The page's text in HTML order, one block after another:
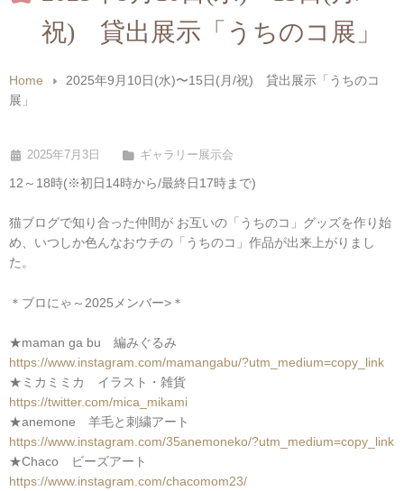
Home
2025年9月10日(水)〜15日(月/祝) 貸出展示「うちのコ
展」
祝) 貸出展示「うちのコ展」
2025年7月3日 ギャラリー展示会
12～18時(※初日14時から/最終日17時まで)
猫ブログで知り合った仲間が お互いの「うちのコ」グッズを作り始
め、いつしか色んなおウチの「うちのコ」作品が出来上がりまし
た。
＊ブロにゃ～2025メンバー>＊
★maman ga bu 編みぐるみ
https://www.instagram.com/mamangabu/?utm_medium=copy_link
★ミカミミカ イラスト・雑貨
https://twitter.com/mica_mikami
★anemone 羊毛と刺繍アート
https://www.instagram.com/35anemoneko/?utm_medium=copy_link
★Chaco ビーズアート
https://www.instagram.com/chacomom23/